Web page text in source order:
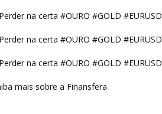
na certa #OURO #GOLD #EURUSD
na certa #OURO #GOLD #EURUSD
na certa #OURO #GOLD #EURUSD
mais sobre a Finansfera